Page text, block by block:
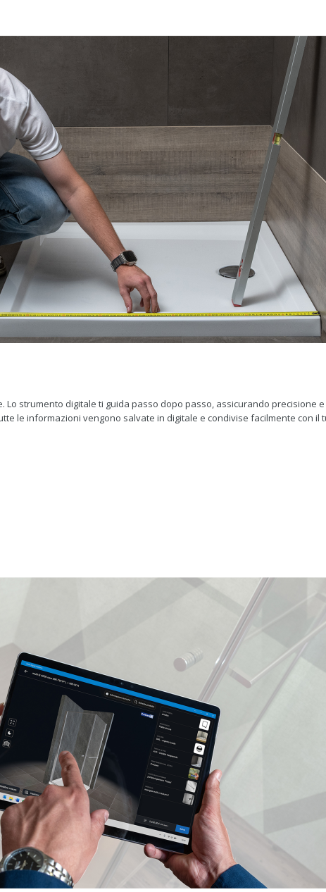
Lo strumento digitale ti guida passo dopo passo, assicurando precisione
le informazioni vengono salvate in digitale e condivise facilmente con il